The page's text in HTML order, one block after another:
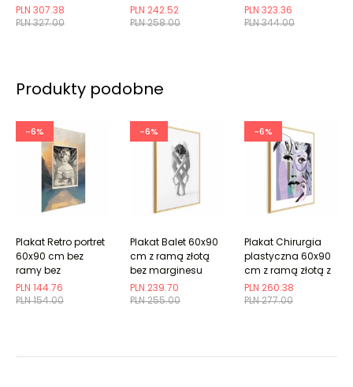
PLN 327.00
PLN 307.38
PLN 258.00
PLN 242.52
PLN 344.00
PLN 323.36
Produkty podobne
-6%
PLN 154.00
PLN 144.76
Plakat Retro portret
60x90 cm bez
ramy bez
marginesu
-6%
PLN 255.00
PLN 239.70
Plakat Balet 60x90
cm z ramą złotą
bez marginesu
-6%
PLN 277.00
PLN 260.38
Plakat Chirurgia
plastyczna 60x90
cm z ramą złotą z
marginesem